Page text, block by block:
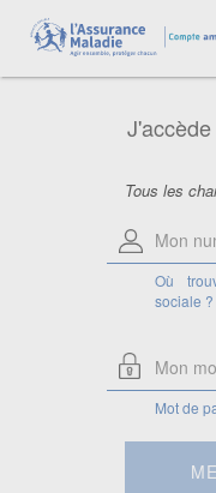
Tous les
Où
sociale ?
sociale
Saisissez
Attention,
saisissez
rattaché.
Mot de